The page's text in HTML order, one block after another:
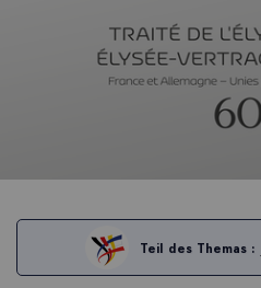
Teil des Themas :